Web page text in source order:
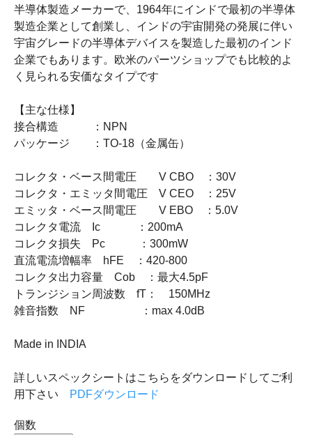
半導体製造メーカーで、1964年にインドで最初の半導体
製造企業として創業し、インドの宇宙開発の発展に伴い
宇宙グレードの半導体デバイスを製造した最初のインド
企業でもあります。欧米のパーツショップでも比較的よ
く見られる安価なタイプです
【主な仕様】
接合構造 ：NPN
パッケージ ：TO-18（金属缶）
コレクタ・ベース間電圧 V CBO ：30V
コレクタ・エミッタ間電圧 V CEO ：25V
エミッタ・ベース間電圧 V EBO ：5.0V
コレクタ電流 Ic ：200mA
コレクタ損失 Pc ：300mW
直流電流増幅率 hFE ：420-800
コレクタ出力容量 Cob ：最大4.5pF
トランジション周波数 fT： 150MHz
雑音指数 NF ：max 4.0dB
Made in INDIA
詳しいスペックシートはこちらをダウンロードしてご利
用下さい
PDFダウンロード
個数